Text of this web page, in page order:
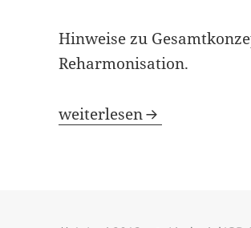
Hinweise zu
Reharmonisation.
Liedspiel kurzvorbereitet:
weiterlesen